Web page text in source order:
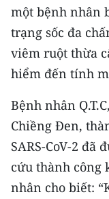
Media Thể thao
Media Giáo dục
Media Y tế
Media Khoa học
Media Môi
Ảnh
Infographic
một bệnh nhân
trạng sốc đa
viêm ruột thừa
hiểm đến tính
Bệnh nhân
Chiềng Đen,
SARS-CoV-2 đã
cứu thành công
nhân cho biết: